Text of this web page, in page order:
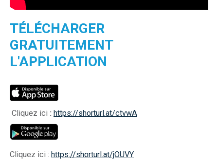
TÉLÉCHARGER
GRATUITEMENT
L'APPLICATION
Cliquez ici : https://shorturl.at/ctvwA
Cliquez ici : https://shorturl.at/jOUVY